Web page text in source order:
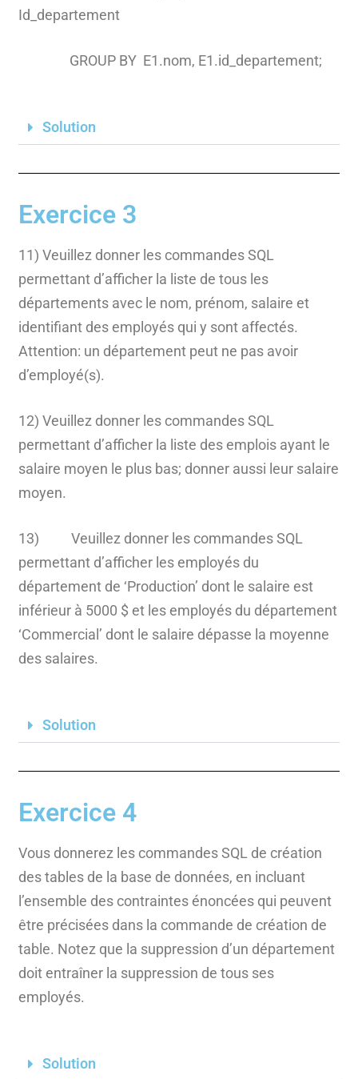
Id_departement
GROUP BY E1.nom, E1.id_departement;
Solution
Exercice 3
11) Veuillez donner les commandes SQL
permettant d’afficher la liste de tous les
départements avec le nom, prénom, salaire et
identifiant des employés qui y sont affectés.
Attention: un département peut ne pas avoir
d’employé(s).
12) Veuillez donner les commandes SQL
permettant d’afficher la liste des emplois ayant le
salaire moyen le plus bas; donner aussi leur salaire
moyen.
13) Veuillez donner les commandes SQL
permettant d’afficher les employés du
département de ‘Production’ dont le salaire est
inférieur à 5000 $ et les employés du département
‘Commercial’ dont le salaire dépasse la moyenne
des salaires.
Solution
Exercice 4
Vous donnerez les commandes SQL de création
des tables de la base de données, en incluant
l’ensemble des contraintes énoncées qui peuvent
être précisées dans la commande de création de
table. Notez que la suppression d’un département
doit entraîner la suppression de tous ses
employés.
Solution